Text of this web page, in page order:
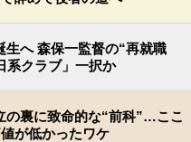
生へ 森保一監督の“再就職
系クラブ」一択か
の裏に致命的な“前科”…ここ
が低かったワケ